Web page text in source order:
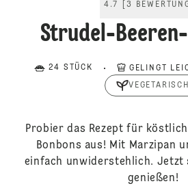
4.7 3
Strudel-
24 STÜCK GELINGT
VEGETARISCH
Probier das Rezept für
Bonbons aus! Mit Marzipan
einfach unwiderstehlich. Jetzt
genießen!